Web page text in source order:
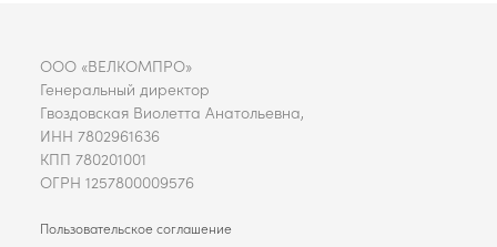
ООО «ВЕЛКОМПРО»
Генеральный директор
Гвоздовская Виолетта Анатольевна,
ИНН 7802961636
КПП 780201001
ОГРН 1257800009576
Пользовательское соглашение